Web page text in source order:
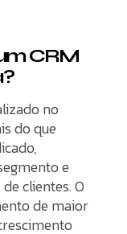
CRM
no
do que
e
clientes. O
de maior